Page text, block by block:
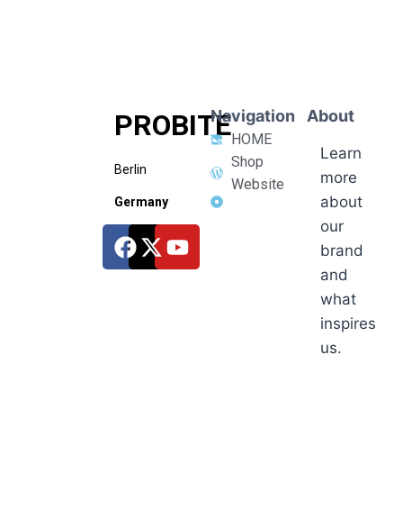
PROBITE
Berlin
Germany
Navigation
HOME
Shop
Website
About
Learn
more
about
our
brand
and
what
inspires
us.